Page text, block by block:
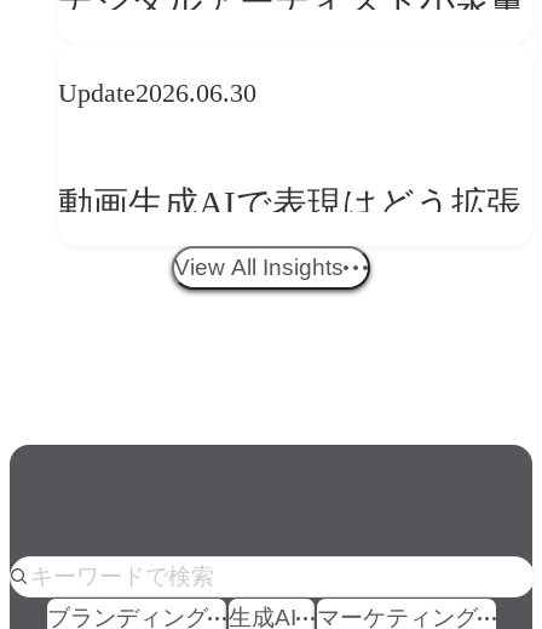
ークフロー設計と「ノイズと
Update2026.06.30
動画生成AIで表現はどう拡張
する？映像ディレクター橋本
View All Insights
人気のkeyword
ブランディング 生成AI
マーケティング